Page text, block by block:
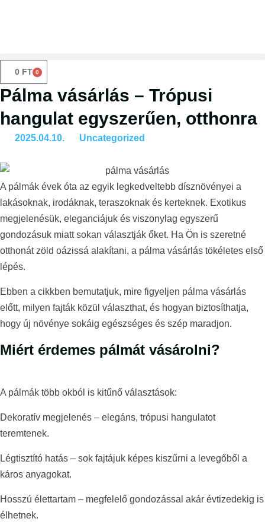
0 FT 0
Pálma vásárlás – Trópusi
hangulat egyszerűen, otthonra
2025.04.10. Uncategorized
A pálmák évek óta az egyik legkedveltebb dísznövényei a
lakásoknak, irodáknak, teraszoknak és kerteknek. Exotikus
megjelenésük, eleganciájuk és viszonylag egyszerű
gondozásuk miatt sokan választják őket. Ha Ön is szeretné
otthonát zöld oázissá alakítani, a pálma vásárlás tökéletes első
lépés.
Ebben a cikkben bemutatjuk, mire figyeljen pálma vásárlás
előtt, milyen fajták közül választhat, és hogyan biztosíthatja,
hogy új növénye sokáig egészséges és szép maradjon.
Miért érdemes pálmát vásárolni?
A pálmák több okból is kitűnő választások:
Dekoratív megjelenés – elegáns, trópusi hangulatot
teremtenek.
Légtisztító hatás – sok fajtájuk képes kiszűrni a levegőből a
káros anyagokat.
Hosszú élettartam – megfelelő gondozással akár évtizedekig is
élhetnek.